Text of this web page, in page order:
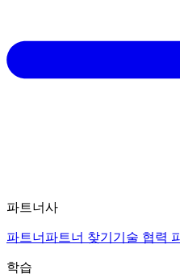
파트너사
파트너 파트너 찾기 기술 협력
학습